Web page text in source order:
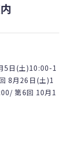
5日(土)10:00-1
8月26日(土)1
第6回 10月1